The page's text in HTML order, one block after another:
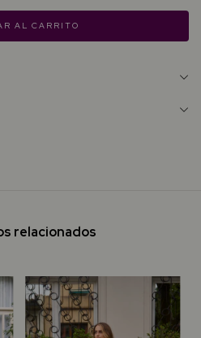
relacionados